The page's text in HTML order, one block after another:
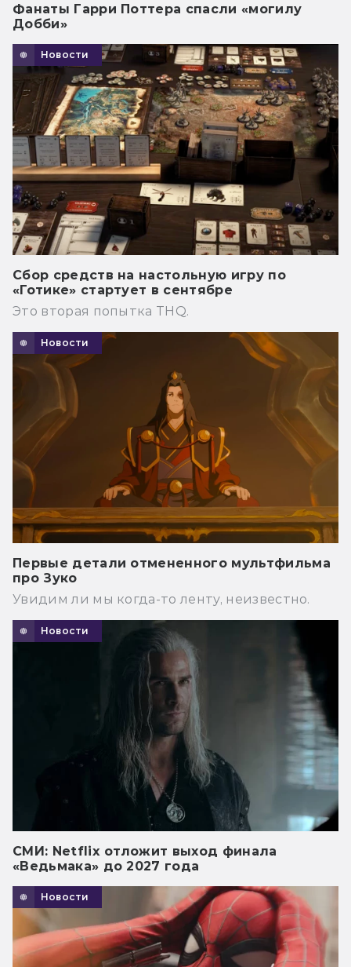
Фанаты Гарри Поттера спасли «могилу
Добби»
Новости
Сбор средств на настольную игру по
«Готике» стартует в сентябре
Это вторая попытка THQ.
Новости
Первые детали отмененного мультфильма
про Зуко
Увидим ли мы когда-то ленту, неизвестно.
Новости
СМИ: Netflix отложит выход финала
«Ведьмака» до 2027 года
Новости